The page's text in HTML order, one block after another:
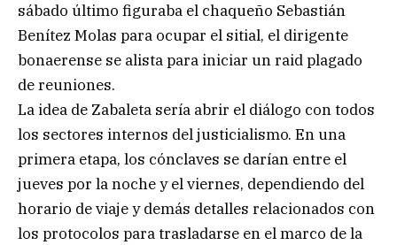
sábado último figuraba el chaqueño Sebastián
Benítez Molas para ocupar el sitial, el dirigente
bonaerense se alista para iniciar un raid plagado
de reuniones.
La idea de Zabaleta sería abrir el diálogo con todos
los sectores internos del justicialismo. En una
primera etapa, los cónclaves se darían entre el
jueves por la noche y el viernes, dependiendo del
horario de viaje y demás detalles relacionados con
los protocolos para trasladarse en el marco de la